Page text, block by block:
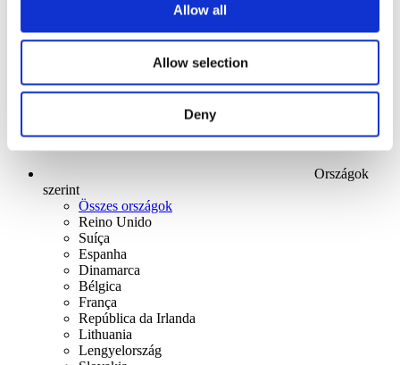
Allow all
Allow selection
Deny
Országok
szerint
Összes országok
Reino Unido
Suíça
Espanha
Dinamarca
Bélgica
França
República da Irlanda
Lithuania
Lengyelország